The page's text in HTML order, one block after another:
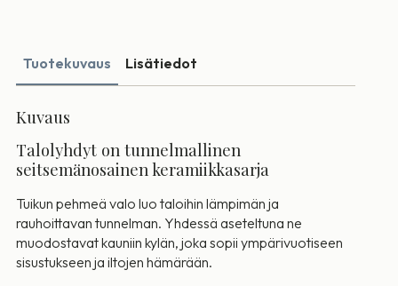
Tuotekuvaus Lisätiedot
Kuvaus
Talolyhdyt on tunnelmallinen
seitsemänosainen keramiikkasarja
Tuikun pehmeä valo luo taloihin lämpimän ja
rauhoittavan tunnelman. Yhdessä aseteltuna ne
muodostavat kauniin kylän, joka sopii ympärivuotiseen
sisustukseen ja iltojen hämärään.